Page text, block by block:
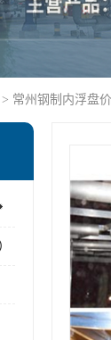
> 常州钢制内浮盘